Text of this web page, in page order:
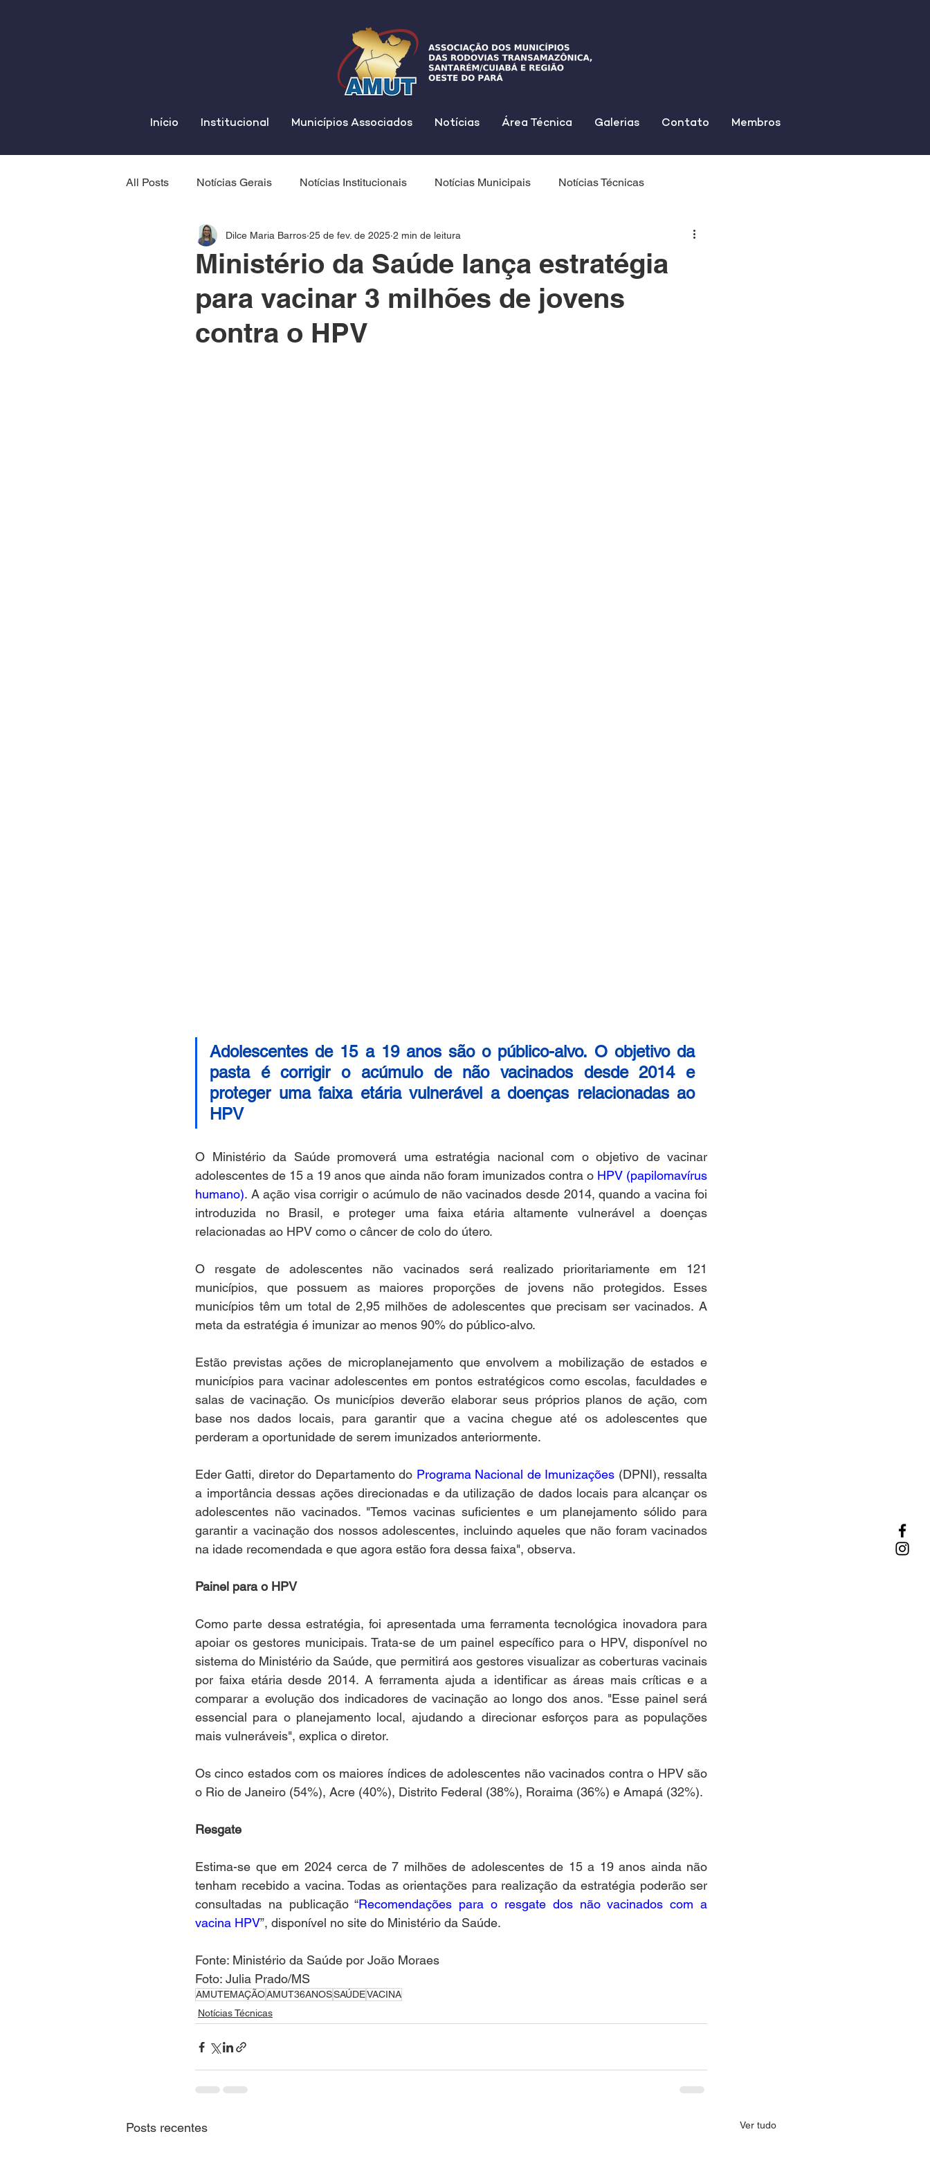
Início Institucional Municípios Associados Notícias Área Técnica Galerias Contato Membros
All Posts Notícias Gerais Notícias Institucionais Notícias Municipais Notícias Técnicas
Ministério da Saúde lança estratégia
para vacinar 3 milhões de jovens
contra o HPV
Dilce Maria Barros 25 de fev. de 2025 2 min de leitura
Adolescentes de 15 a 19 anos são o público-alvo. O objetivo da
pasta é corrigir o acúmulo de não vacinados desde 2014 e
proteger uma faixa etária vulnerável a doenças relacionadas ao
HPV
O Ministério da Saúde promoverá uma estratégia nacional com o objetivo de vacinar
adolescentes de 15 a 19 anos que ainda não foram imunizados contra o HPV (papilomavírus
humano). A ação visa corrigir o acúmulo de não vacinados desde 2014, quando a vacina foi
introduzida no Brasil, e proteger uma faixa etária altamente vulnerável a doenças
relacionadas ao HPV como o câncer de colo do útero.
O resgate de adolescentes não vacinados será realizado prioritariamente em 121
municípios, que possuem as maiores proporções de jovens não protegidos. Esses
municípios têm um total de 2,95 milhões de adolescentes que precisam ser vacinados. A
meta da estratégia é imunizar ao menos 90% do público-alvo.
Estão previstas ações de microplanejamento que envolvem a mobilização de estados e
municípios para vacinar adolescentes em pontos estratégicos como escolas, faculdades e
salas de vacinação. Os municípios deverão elaborar seus próprios planos de ação, com
base nos dados locais, para garantir que a vacina chegue até os adolescentes que
perderam a oportunidade de serem imunizados anteriormente.
Eder Gatti, diretor do Departamento do Programa Nacional de Imunizações (DPNI), ressalta
a importância dessas ações direcionadas e da utilização de dados locais para alcançar os
adolescentes não vacinados. "Temos vacinas suficientes e um planejamento sólido para
garantir a vacinação dos nossos adolescentes, incluindo aqueles que não foram vacinados
na idade recomendada e que agora estão fora dessa faixa", observa.
Painel para o HPV
Como parte dessa estratégia, foi apresentada uma ferramenta tecnológica inovadora para
apoiar os gestores municipais. Trata-se de um painel específico para o HPV, disponível no
sistema do Ministério da Saúde, que permitirá aos gestores visualizar as coberturas vacinais
por faixa etária desde 2014. A ferramenta ajuda a identificar as áreas mais críticas e a
comparar a evolução dos indicadores de vacinação ao longo dos anos. "Esse painel será
essencial para o planejamento local, ajudando a direcionar esforços para as populações
mais vulneráveis", explica o diretor.
Os cinco estados com os maiores índices de adolescentes não vacinados contra o HPV são
o Rio de Janeiro (54%), Acre (40%), Distrito Federal (38%), Roraima (36%) e Amapá (32%).
Resgate
Estima-se que em 2024 cerca de 7 milhões de adolescentes de 15 a 19 anos ainda não
tenham recebido a vacina. Todas as orientações para realização da estratégia poderão ser
consultadas na publicação “Recomendações para o resgate dos não vacinados com a
vacina HPV”, disponível no site do Ministério da Saúde.
Fonte: Ministério da Saúde por João Moraes
Foto: Julia Prado/MS
AMUTEMAÇÃOAMUT36ANOSSAÚDEVACINA
Notícias Técnicas
Posts recentes Ver tudo